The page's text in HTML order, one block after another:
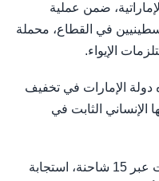
الإماراتية، ضمن عملية
الفلسطينيين في القطاع، محملة
دولة الإمارات في تخفيف
الإنساني الثابت في
وتحمل القافلة 2250 خيمة إيواء نُقلت عبر 15 شاحنة، استجابة